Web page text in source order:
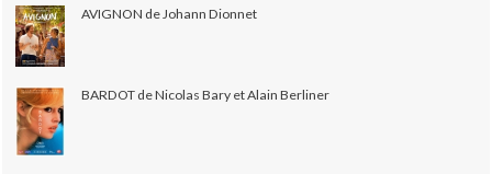
AVIGNON de Johann Dionnet
BARDOT de Nicolas Bary et Alain Berliner